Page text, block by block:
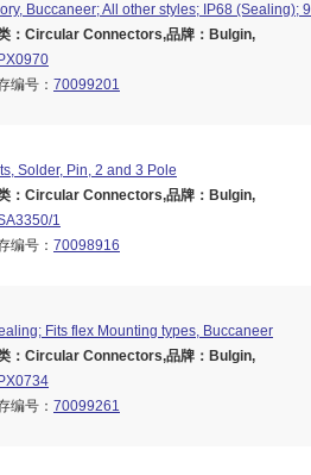
Buccaneer; All other styles; IP68 (Sealing);
：Circular Connectors,品牌：Bulgin,
PX0970
编号： 70099201
Solder, Pin, 2 and 3 Pole
：Circular Connectors,品牌：Bulgin,
1
编号： 70098916
Fits flex Mounting types, Buccaneer
：Circular Connectors,品牌：Bulgin,
PX0734
编号： 70099261